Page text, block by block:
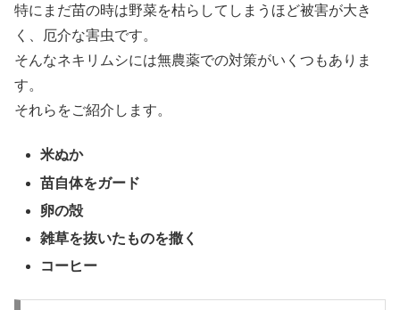
特にまだ苗の時は野菜を枯らしてしまうほど被害が大き
く、厄介な害虫です。
そんなネキリムシには無農薬での対策がいくつもありま
す。
それらをご紹介します。
米ぬか
苗自体をガード
卵の殻
雑草を抜いたものを撒く
コーヒー